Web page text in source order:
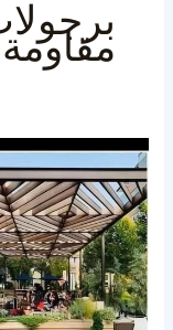
برجولات
قص
ليزر
مع
اللكسان
في
مكة